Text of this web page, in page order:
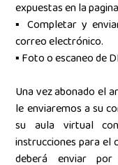
expuestas en la
▪ Completar y
correo electrónico.
▪ Foto o escaneo de
Una vez abonado el
le enviaremos a su
su aula virtual
instrucciones para el
deberá enviar por